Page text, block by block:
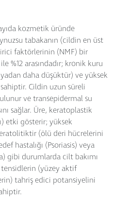
kozmetik üründe
tabakanın (cildin en üst
faktörlerinin (NMF) bir
%12 arasındadır; kronik kuru
daha düşüktür) ve yüksek
Cildin uzun süreli
ve transepidermal su
sağlar. Üre, keratoplastik
etki gösterir; yüksek
(ölü deri hücrelerini
hastalığı (Psoriasis) veya
gibi durumlarda cilt bakımı
tensidlerin (yüzey aktif
tahriş edici potansiyelini